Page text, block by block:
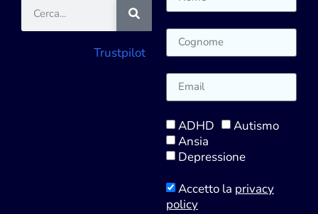
Trustpilot
ADHD
Autismo
Ansia
Depressione
Accetto la privacy
policy